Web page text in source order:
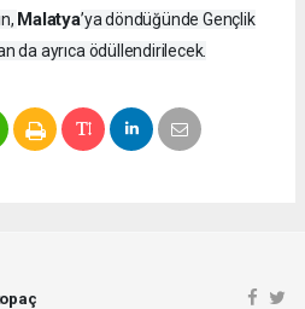
Malatya’ya döndüğünde Gençlik
da ayrıca ödüllendirilecek.